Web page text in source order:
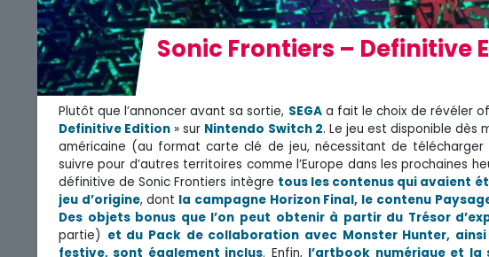
Sonic Frontiers –
Plutôt que l’annoncer avant sa sortie, SEGAa fait le choix de révéler
Definitive Edition » sur Nintendo Switch 2. Le jeu est disponible dès
américaine (au format carte clé de jeu, nécessitant de
suivre pour d’autres territoires comme l’Europe dans les prochaines
définitive de Sonic Frontiers intègre tous les contenus qui avaient
jeu d’origine, dont la campagne Horizon Final, le contenu
Des objets bonus que l’on peut obtenir à partir du Trésor
partie) et du Pack de collaboration avec Monster Hunter,
festive, sont également inclus. Enfin, l’artbook numérique et